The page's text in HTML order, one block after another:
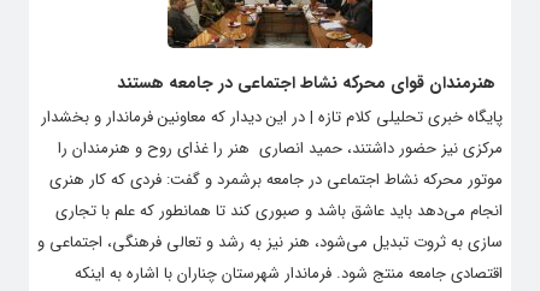
هنرمندان قوای محرکه نشاط اجتماعی در جامعه هستند
پایگاه خبری تحلیلی کلام تازه | در این دیدار که معاونین فرماندار و بخشدار
مرکزی نیز حضور داشتند، حمید انصاری هنر را غذای روح و هنرمندان را
موتور محرکه نشاط اجتماعی در جامعه برشمرد و گفت: فردی که کار هنری
انجام می‌دهد باید عاشق باشد و صبوری کند تا همانطور که علم با تجاری
سازی به ثروت تبدیل می‌شود، هنر نیز به رشد و تعالی فرهنگی، اجتماعی و
اقتصادی جامعه منتج شود. فرماندار شهرستان چناران با اشاره به اینکه